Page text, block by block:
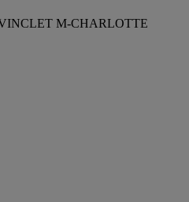
M-CHARLOTTE